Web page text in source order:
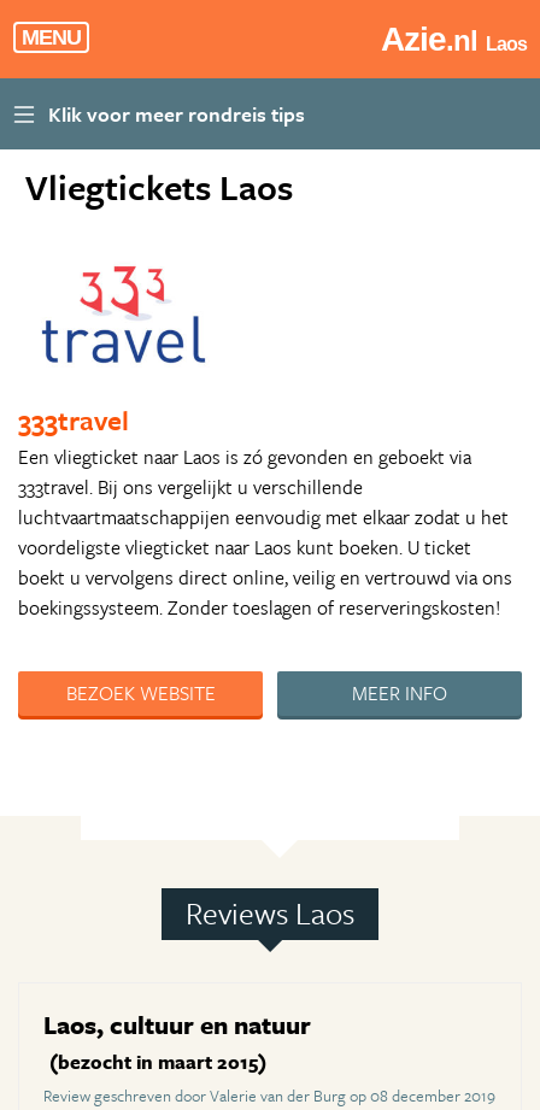
MENU Azie.nl Laos
Vliegtickets Laos
333travel
Een vliegticket naar Laos is zó gevonden en geboekt via
333travel. Bij ons vergelijkt u verschillende
luchtvaartmaatschappijen eenvoudig met elkaar zodat u het
voordeligste vliegticket naar Laos kunt boeken. U ticket
boekt u vervolgens direct online, veilig en vertrouwd via ons
boekingssysteem. Zonder toeslagen of reserveringskosten!
BEZOEK WEBSITE MEER INFO
Reviews Laos
Laos, cultuur en natuur
(bezocht in maart 2015)
Review geschreven door Valerie van der Burg op 08 december 2019